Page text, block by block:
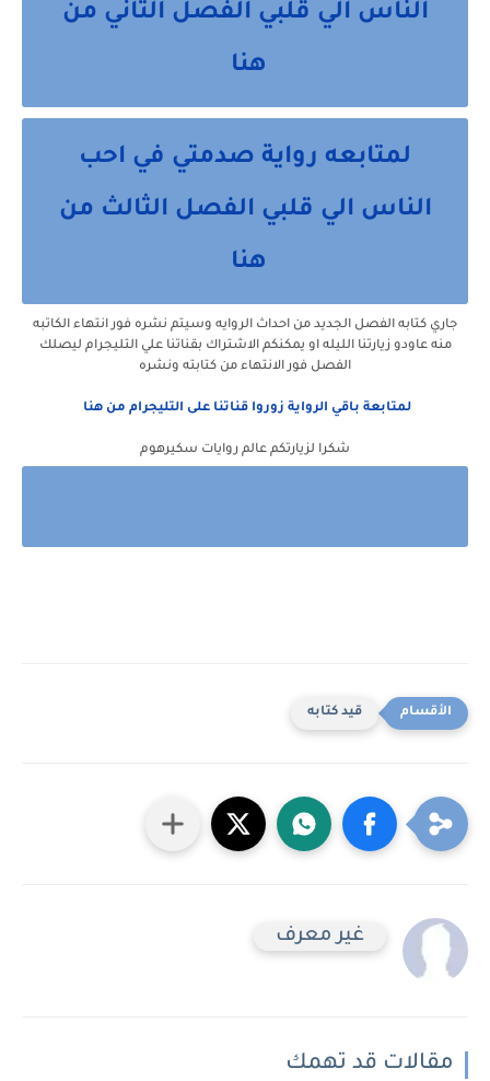
الناس الي قلبي الفصل الثاني من
هنا
لمتابعه رواية صدمتي في احب
الناس الي قلبي الفصل الثالث من
هنا
جاري كتابه الفصل الجديد من احداث الروايه وسيتم نشره فور انتهاء الكاتبه
منه عاودو زيارتنا الليله او يمكنكم الاشتراك بقناتنا علي التليجرام ليصلك
الفصل فور الانتهاء من كتابته ونشره
لمتابعة باقي الرواية زوروا قناتنا على التليجرام من هنا
شكرا لزيارتكم عالم روايات سكيرهوم
قيد كتابه
غير معرف
مقالات قد تهمك